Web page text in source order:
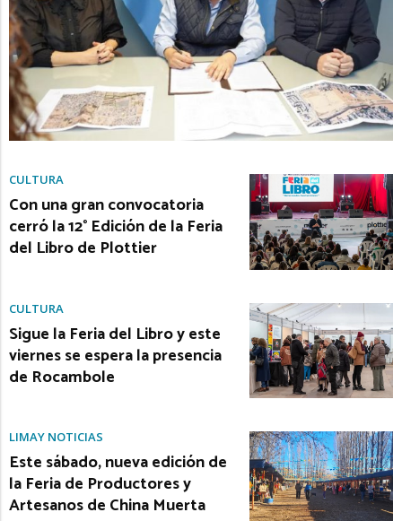
CULTURA
Con una gran convocatoria
cerró la 12° Edición de la Feria
del Libro de Plottier
CULTURA
Sigue la Feria del Libro y este
viernes se espera la presencia
de Rocambole
LIMAY NOTICIAS
Este sábado, nueva edición de
la Feria de Productores y
Artesanos de China Muerta